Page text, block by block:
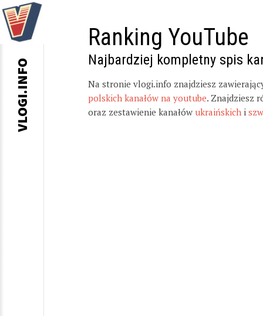
Ranking YouTube
Najbardziej kompletny spis
Na stronie vlogi.info znajdziesz
polskich kanałów na youtube. Znajdziesz
oraz zestawienie kanałów ukraińskich i
VLOGI.INFO